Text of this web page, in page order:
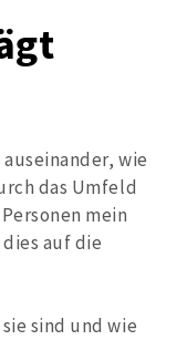
wie
das Umfeld
mein
auf die
sind und wie